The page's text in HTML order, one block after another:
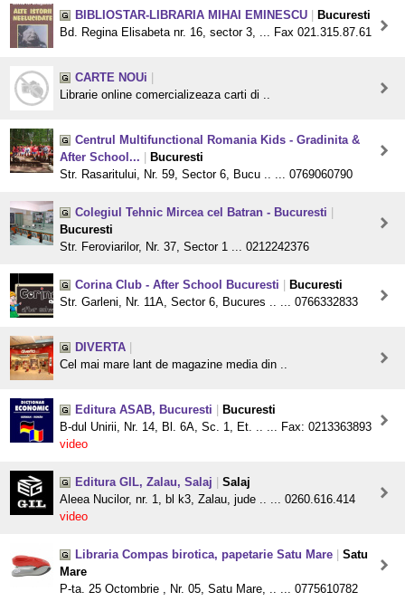
BIBLIOSTAR-LIBRARIA MIHAI EMINESCU
Bucuresti
Bd. Regina Elisabeta nr. 16, sector 3, ... Fax 021.315.87.61
CARTE NOUi
Librarie online comercializeaza carti di ..
Centrul Multifunctional Romania Kids - Gradinita &
After School...
Bucuresti
Str. Rasaritului, Nr. 59, Sector 6, Bucu .. ... 0769060790
Colegiul Tehnic Mircea cel Batran - Bucuresti
Bucuresti
Str. Feroviarilor, Nr. 37, Sector 1 ... 0212242376
Corina Club - After School Bucuresti
Bucuresti
Str. Garleni, Nr. 11A, Sector 6, Bucures .. ... 0766332833
DIVERTA
Cel mai mare lant de magazine media din ..
Editura ASAB, Bucuresti
Bucuresti
B-dul Unirii, Nr. 14, Bl. 6A, Sc. 1, Et. .. ... Fax: 0213363893
video
Editura GIL, Zalau, Salaj
Salaj
Aleea Nucilor, nr. 1, bl k3, Zalau, jude .. ... 0260.616.414
video
Libraria Compas birotica, papetarie Satu Mare
Satu
Mare
P-ta. 25 Octombrie , Nr. 05, Satu Mare, .. ... 0775610782